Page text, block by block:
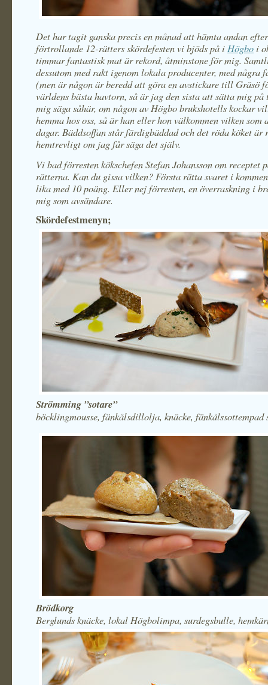
Det har tagit ganska precis en månad att hämta andan
förtrollande 12-rätters skördefesten vi bjöds på i Högbo i
timmar fantastisk mat är rekord, åtminstone för mig.
dessutom med rakt igenom lokala producenter, med några
(men är någon är beredd att göra en avstickare till Gräsö
världens bästa havtorn, så är jag den sista att sätta mig
mig säga såhär, om någon av Högbo brukshotells kockar
hemma hos oss, så är han eller hon välkommen vilken som
dagar. Bäddsoffan står färdigbäddad och det röda köket är
hemtrevligt om jag får säga det själv.
Vi bad förresten kökschefen Stefan Johansson om receptet
rätterna. Kan du gissa vilken? Första rätta svaret i
lika med 10 poäng. Eller nej förresten, en överraskning i
mig som avsändare.
Skördefestmenyn;
Strömming ”sotare”
böcklingmousse, fänkålsdillolja, knäcke, fänkålssottempad
Brödkorg
Berglunds knäcke, lokal Högbolimpa, surdegsbulle,